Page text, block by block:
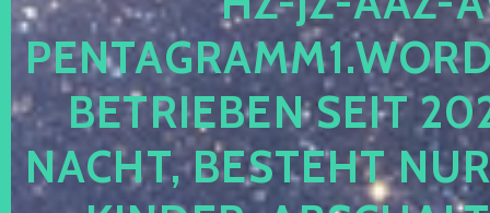
TRIEBEN SEIT 2024
CHT, BESTEHT NUR